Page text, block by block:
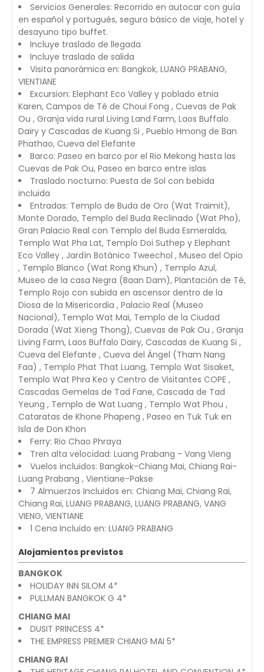
Servicios Generales: Recorrido en autocar con guía
en español y portugués, seguro básico de viaje, hotel y
desayuno tipo buffet.
Incluye traslado de llegada
Incluye traslado de salida
Visita panorámica en: Bangkok, LUANG PRABANG,
VIENTIANE
Excursion: Elephant Eco Valley y poblado etnia
Karen, Campos de Té de Choui Fong , Cuevas de Pak
Ou , Granja vida rural Living Land Farm, Laos Buffalo
Dairy y Cascadas de Kuang Si , Pueblo Hmong de Ban
Phathao, Cueva del Elefante
Barco: Paseo en barco por el Rio Mekong hasta las
Cuevas de Pak Ou, Paseo en barco entre islas
Traslado nocturno: Puesta de Sol con bebida
incluida
Entradas: Templo de Buda de Oro (Wat Traimit),
Monte Dorado, Templo del Buda Reclinado (Wat Pho),
Gran Palacio Real con Templo del Buda Esmeralda,
Templo Wat Pha Lat, Templo Doi Suthep y Elephant
Eco Valley , Jardín Botánico Tweechol , Museo del Opio
, Templo Blanco (Wat Rong Khun) , Templo Azul,
Museo de la casa Negra (Baan Dam), Plantación de Té,
Templo Rojo con subida en ascensor dentro de la
Diosa de la Misericordia , Palacio Real (Museo
Nacional), Templo Wat Mai, Templo de la Ciudad
Dorada (Wat Xieng Thong), Cuevas de Pak Ou , Granja
Living Farm, Laos Buffalo Dairy, Cascadas de Kuang Si ,
Cueva del Elefante , Cueva del Ángel (Tham Nang
Faa) , Templo Phat That Luang, Templo Wat Sisaket,
Templo Wat Phra Keo y Centro de Visitantes COPE ,
Cascadas Gemelas de Tad Fane, Cascada de Tad
Yeung , Templo de Wat Luang , Templo Wat Phou ,
Cataratas de Khone Phapeng , Paseo en Tuk Tuk en
Isla de Don Khon
Ferry: Rio Chao Phraya
Tren alta velocidad: Luang Prabang - Vang Vieng
Vuelos incluidos: Bangkok-Chiang Mai, Chiang Rai-
Luang Prabang , Vientiane-Pakse
7 Almuerzos Incluidos en: Chiang Mai, Chiang Rai,
Chiang Rai, LUANG PRABANG, LUANG PRABANG, VANG
VIENG, VIENTIANE
1 Cena Incluido en: LUANG PRABANG
Alojamientos previstos
BANGKOK
HOLIDAY INN SILOM 4*
PULLMAN BANGKOK G 4*
CHIANG MAI
DUSIT PRINCESS 4*
THE EMPRESS PREMIER CHIANG MAI 5*
CHIANG RAI